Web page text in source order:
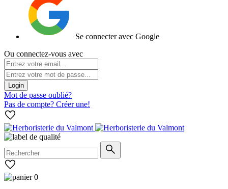
Se connecter avec Google
Ou connectez-vous avec
Login
Mot de passe oublié?
Pas de compte? Créer une!
0